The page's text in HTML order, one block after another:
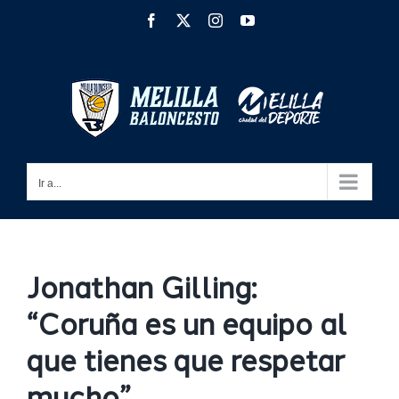
Facebook InstagramYouTube
Ir a...
Jonathan Gilling:
“Coruña es un equipo al
que tienes que respetar